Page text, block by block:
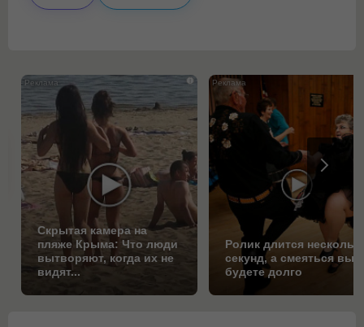
i
Скрытая камера на
пляже Крыма: Что люди
вытворяют, когда их не
видят...
Ролик длится
секунд, а смеяться вы
будете долго